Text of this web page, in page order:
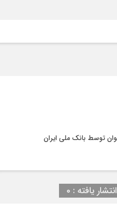
انتشار یافته : 0